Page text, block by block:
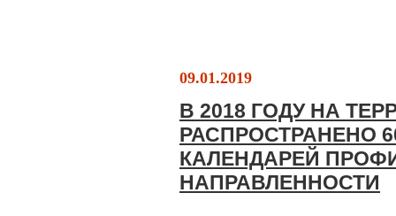
09.01.2019
В 2018 ГОДУ НА
РАСПРОСТРАНЕНО
КАЛЕНДАРЕЙ
НАПРАВЛЕННОСТИ